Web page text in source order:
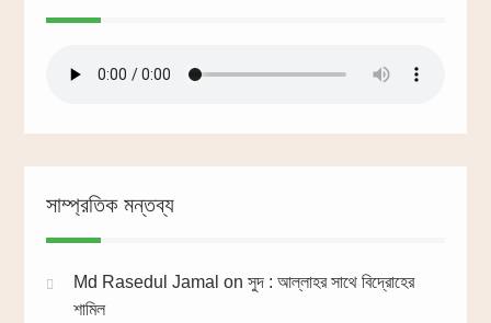
সাম্প্রতিক মন্তব্য
Md Rasedul Jamal on সুদ : আল্লাহর সাথে বিদ্রোহের
শামিল